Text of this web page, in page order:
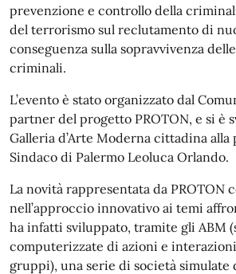
prevenzione e controllo della
del terrorismo sul reclutamento di
conseguenza sulla sopravvivenza
criminali.
L’evento è stato organizzato dal
partner del progetto PROTON, e si è
Galleria d’Arte Moderna cittadina alla
Sindaco di Palermo Leoluca Orlando.
La novità rappresentata da PROTON
nell’approccio innovativo ai temi
ha infatti sviluppato, tramite gli ABM
computerizzate di azioni e
gruppi), una serie di società simulate